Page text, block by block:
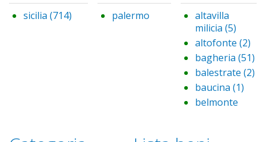
sicilia (714) Apply sicilia filter
palermo Remove palermo filter
altavilla
milicia (5)
milicia
filter
altofonte (2)
bagheria (51)
balestrate (2)
baucina (1)
belmonte